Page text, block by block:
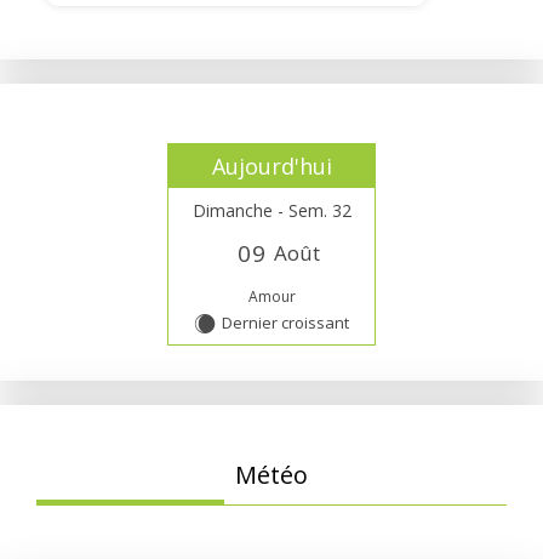
Aujourd'hui
Dimanche - Sem. 32
09 Août
Amour
X Dernier croissant
Météo